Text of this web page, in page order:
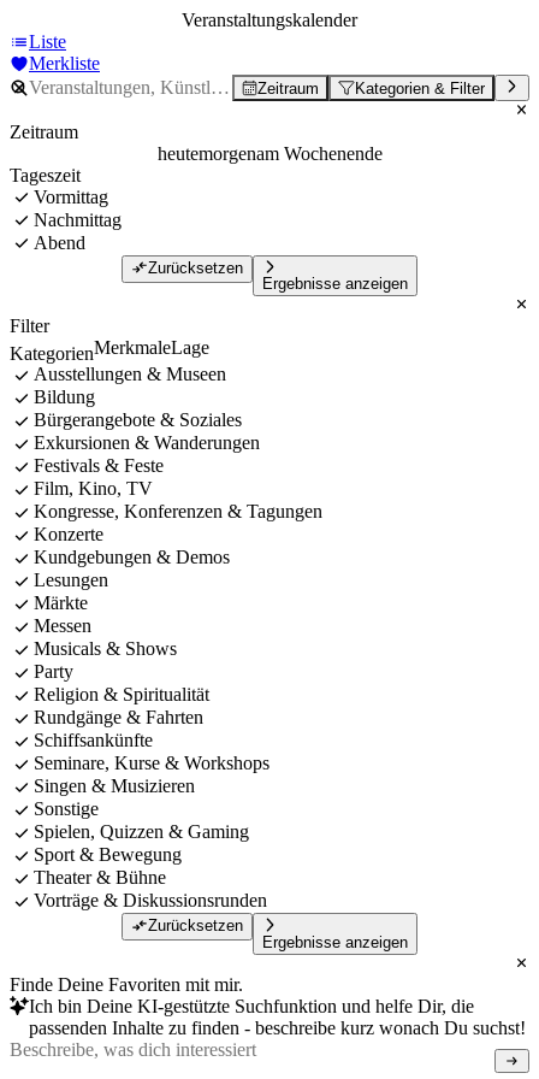
Veranstaltungskalender
Liste
Merkliste
Zeitraum Kategorien & Filter
Zeitraum
heutemorgenam Wochenende
Tageszeit
Vormittag
Nachmittag
Abend
Zurücksetzen
Ergebnisse anzeigen
Filter
KategorienMerkmaleLage
Ausstellungen & Museen
Bildung
Bürgerangebote & Soziales
Exkursionen & Wanderungen
Festivals & Feste
Film, Kino, TV
Kongresse, Konferenzen & Tagungen
Konzerte
Kundgebungen & Demos
Lesungen
Märkte
Messen
Musicals & Shows
Party
Religion & Spiritualität
Rundgänge & Fahrten
Schiffsankünfte
Seminare, Kurse & Workshops
Singen & Musizieren
Sonstige
Spielen, Quizzen & Gaming
Sport & Bewegung
Theater & Bühne
Vorträge & Diskussionsrunden
Zurücksetzen
Ergebnisse anzeigen
Finde Deine Favoriten mit mir.
Ich bin Deine KI-gestützte Suchfunktion und helfe Dir, die
passenden Inhalte zu finden - beschreibe kurz wonach Du suchst!